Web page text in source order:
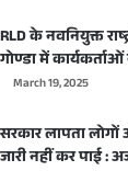
RLD के नवनियुक्त
गोण्डा में
March 19, 2025
सरकार लापता
जारी नहीं कर पाई :